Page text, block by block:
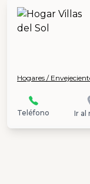
Hogares /
Teléfono Ir al